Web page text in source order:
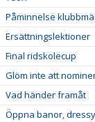
Påminnelse
Ersättningslektioner
Final ridskolecup
Glöm inte att
Vad händer framåt
Öppna banor,